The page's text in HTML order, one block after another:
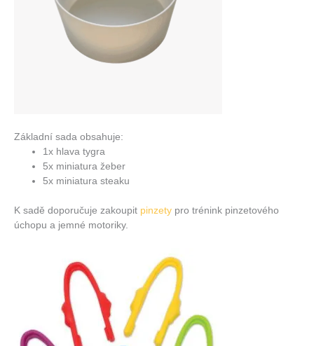
Základní sada obsahuje:
1x hlava tygra
5x miniatura žeber
5x miniatura steaku
K sadě doporučuje zakoupit pinzety pro trénink pinzetového
úchopu a jemné motoriky.